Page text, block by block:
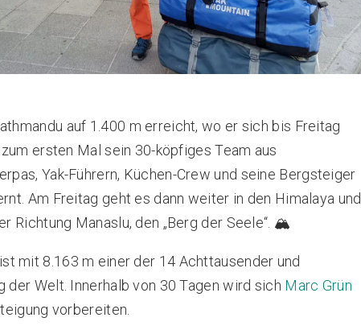
auf 1.400 m erreicht, wo er sich bis Freitag
ersten Mal sein 30-köpfiges Team aus
Yak-Führern, Küchen-Crew und seine Bergsteiger
Am Freitag geht es dann weiter in den Himalaya und
Richtung Manaslu, den „Berg der Seele“. 🏔
mit 8.163 m einer der 14 Achttausender und
der Welt. Innerhalb von 30 Tagen wird sich Marc Grün
vorbereiten.